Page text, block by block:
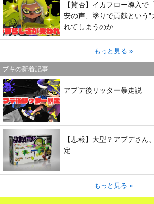
【賛否】イカフロー導入で
安の声、塗りで貢献という”
れてしまうのか
もっと見る »
ブキの新着記事
アプデ後リッター暴走説
【悲報】大型？アプデさん
定
もっと見る »